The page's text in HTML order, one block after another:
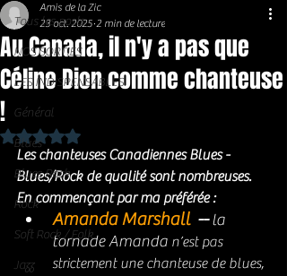
Tous les posts
NOS SORTIES
LES INDISPENSABLES
Général
Blues
Blues Rock
Rock
Soft Rock / Folk
Jazz
Au Canada, il n'y a pas que
Céline Dion comme chanteuse
!
Amis de la Zic
23 oct. 2025 2 min de lecture
Noté NaN étoiles sur 5.
Les chanteuses Canadiennes Blues -
Blues/Rock de qualité sont nombreuses.
En commençant par ma préférée :
Amanda Marshall -- la
tornade Amanda n’est pas
strictement une chanteuse de blues,